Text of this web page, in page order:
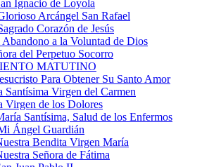
Ignacio de Loyola
Arcángel San Rafael
Corazón de Jesús
a la Voluntad de Dios
del Perpetuo Socorro
MATUTINO
Para Obtener Su Santo Amor
Santísima Virgen del Carmen
Virgen de los Dolores
Santísima, Salud de los Enfermos
Ángel Guardián
Bendita Virgen María
Señora de Fátima